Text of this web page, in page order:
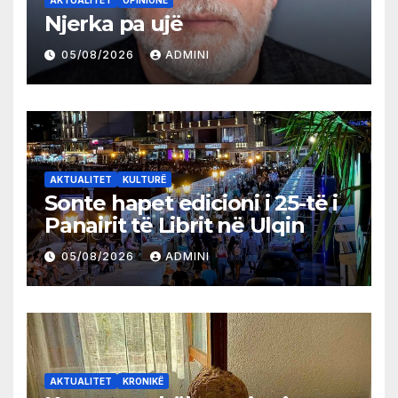
Njerka pa ujë
05/08/2026 ADMINI
AKTUALITET KULTURË
Sonte hapet edicioni i 25-të i
Panairit të Librit në Ulqin
05/08/2026 ADMINI
AKTUALITET KRONIKË